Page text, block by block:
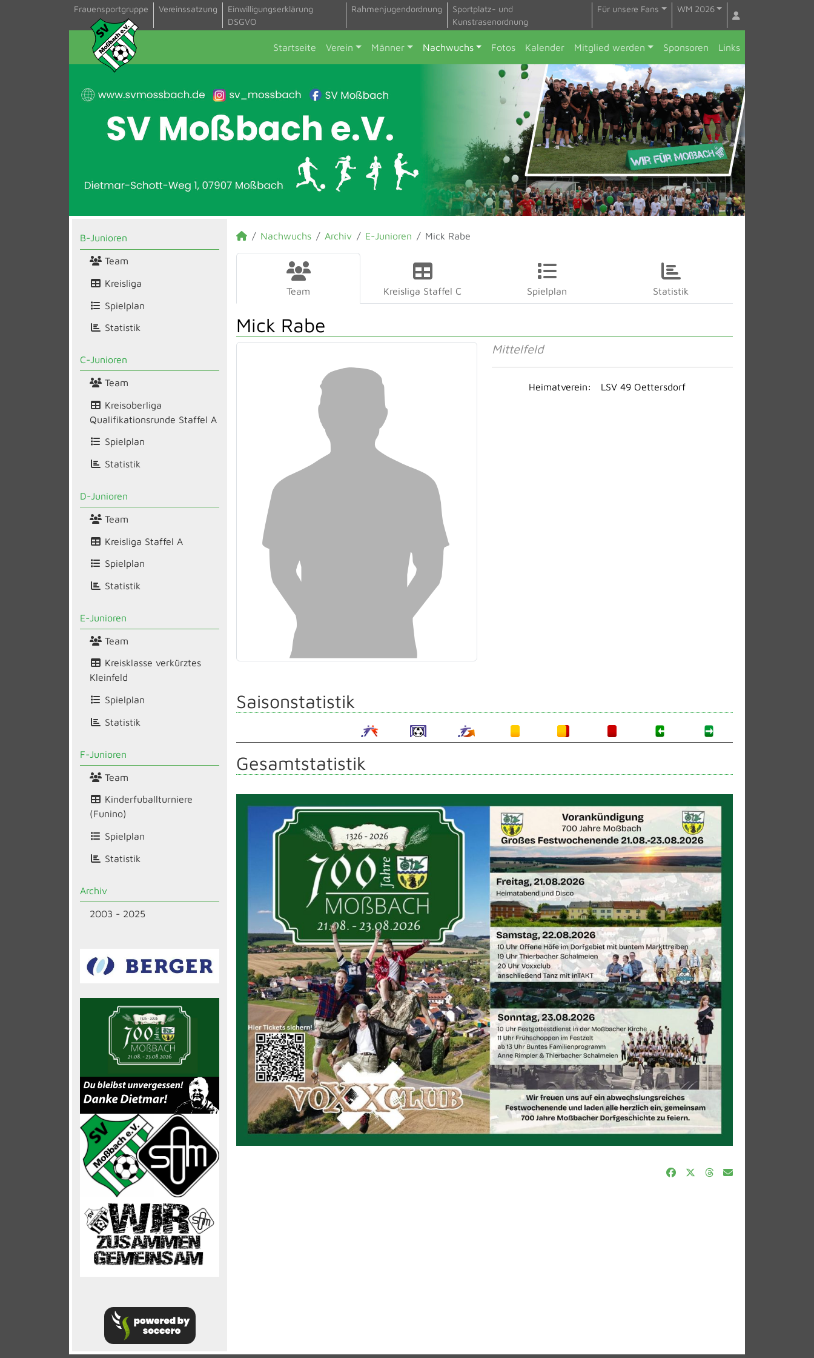
Frauensportgruppe Vereinssatzung
Einwilligungserklärung
DSGVO
Rahmenjugendordnung
Sportplatz- und
Kunstrasenordnung
Für unsere Fans WM 2026
Startseite Verein Männer Nachwuchs Fotos Kalender Mitglied werden Sponsoren Links
B-Junioren
Team
Kreisliga
Spielplan
Statistik
C-Junioren
Team
Kreisoberliga
Qualifikationsrunde Staffel A
Spielplan
Statistik
D-Junioren
Team
Kreisliga Staffel A
Spielplan
Statistik
E-Junioren
Team
Kreisklasse verkürztes
Kleinfeld
Spielplan
Statistik
F-Junioren
Team
Kinderfuballturniere
(Funino)
Spielplan
Statistik
Archiv
2003 - 2025
Nachwuchs Archiv E-Junioren Mick Rabe
Team Kreisliga Staffel C Spielplan Statistik
Mick Rabe
Mittelfeld
Heimatverein: LSV 49 Oettersdorf
Saisonstatistik
Gesamtstatistik